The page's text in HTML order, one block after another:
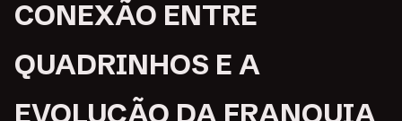
CONEXÃO ENTRE
QUADRINHOS E A
EVOLUÇÃO DA FRANQUIA